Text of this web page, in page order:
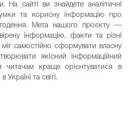
На сайті ви знайдете аналітичні
та корисну інформацію про
Мета нашого проєкту —
інформацію, факти та різні
самостійно сформувати власну
якісний інформаційний
читачам краще орієнтуватися в
Україні та світі.